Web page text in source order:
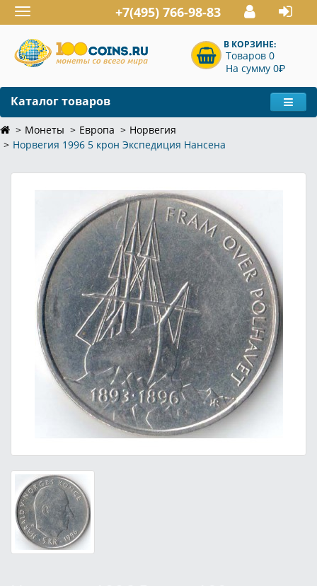
Toggle
navigation
+7(495) 766-98-83
В КОРЗИНЕ:
Товаров 0
На сумму 0P
Каталог товаров
Монеты Европа
Норвегия
Норвегия 1996 5 крон Экспедиция Нансена